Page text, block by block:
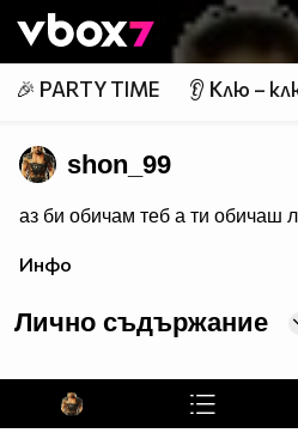
👾
🎉 PARTY TIME 👂 Клю –
shon_99
аз би обичам теб а ти обичаш
Инфо
Лично съдържание